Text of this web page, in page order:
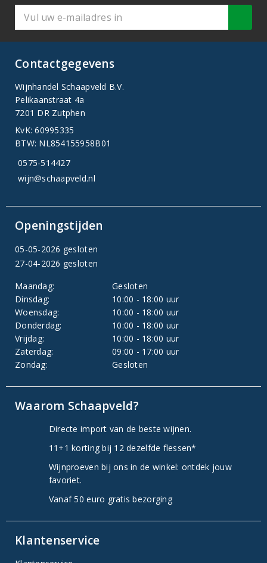
Contactgegevens
Wijnhandel Schaapveld B.V.
Pelikaanstraat 4a
7201 DR Zutphen
KvK: 60995335
BTW: NL854155958B01
0575-514427
wijn@schaapveld.nl
Openingstijden
05-05-2026 gesloten
27-04-2026 gesloten
Maandag:
Gesloten
Dinsdag:
10:00 - 18:00 uur
Woensdag:
10:00 - 18:00 uur
Donderdag:
10:00 - 18:00 uur
Vrijdag:
10:00 - 18:00 uur
Zaterdag:
09:00 - 17:00 uur
Zondag:
Gesloten
Waarom Schaapveld?
Directe import van de beste wijnen.
11+1 korting bij 12 dezelfde flessen*
Wijnproeven bij ons in de winkel: ontdek jouw
favoriet.
Vanaf 50 euro gratis bezorging
Klantenservice